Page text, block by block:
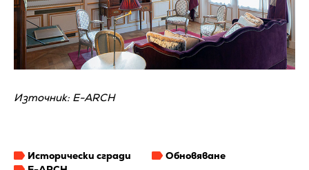
Източник: E-ARCH
Исторически сгради
Обновяване